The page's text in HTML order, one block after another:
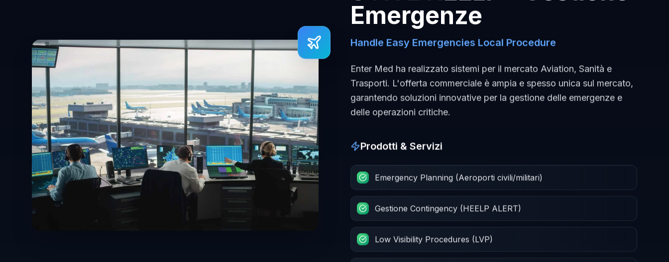
Emergenze
Handle Easy Emergencies Local Procedure
Enter Med ha realizzato sistemi per il mercato Aviation, Sanità e
Trasporti. L'offerta commerciale è ampia e spesso unica sul mercato,
garantendo soluzioni innovative per la gestione delle emergenze e
delle operazioni critiche.
Prodotti & Servizi
Emergency Planning (Aeroporti civili/militari)
Gestione Contingency (HEELP ALERT)
Low Visibility Procedures (LVP)